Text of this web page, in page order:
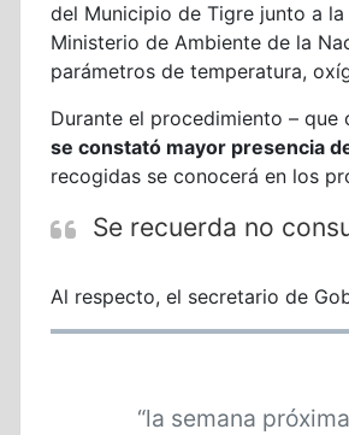
del Municipio de Tigre junto a
Ministerio de Ambiente de la
parámetros de temperatura,
Durante el procedimiento –
se constató mayor presencia
recogidas se conocerá en los
Se recuerda no
Al respecto, el secretario de
“la semana